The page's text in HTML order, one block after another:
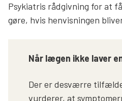
Psykiatris rådgivning for at
gøre, hvis henvisningen
Når lægen ikke laver
Der er desværre
vurderer, at